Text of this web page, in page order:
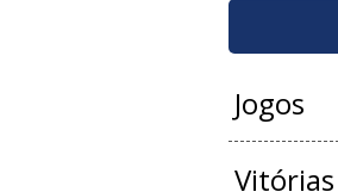
Jogos
Vitórias